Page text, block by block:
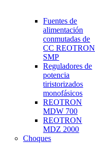
Fuentes de
alimentación
conmutadas de
CC REOTRON
SMP
Reguladores de
potencia
tiristorizados
monofásicos
REOTRON
MDW 700
REOTRON
MDZ 2000
Choques